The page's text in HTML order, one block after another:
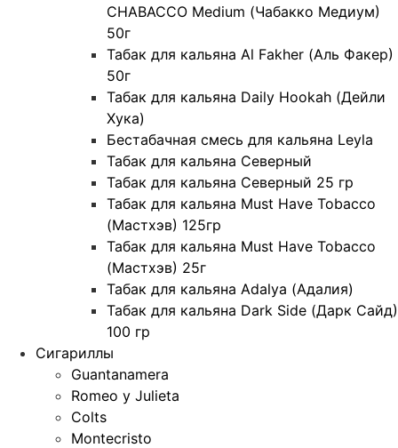
CHABACCO Medium (Чабакко Медиум)
50г
Табак для кальяна Al Fakher (Аль Факер)
50г
Табак для кальяна Daily Hookah (Дейли
Хука)
Бестабачная смесь для кальяна Leyla
Табак для кальяна Северный
Табак для кальяна Северный 25 гр
Табак для кальяна Must Have Tobacco
(Мастхэв) 125гр
Табак для кальяна Must Have Tobacco
(Мастхэв) 25г
Табак для кальяна Adalya (Адалия)
Табак для кальяна Dark Side (Дарк Сайд)
100 гр
Сигариллы
Guantanamera
Romeo y Julieta
Colts
Montecristo